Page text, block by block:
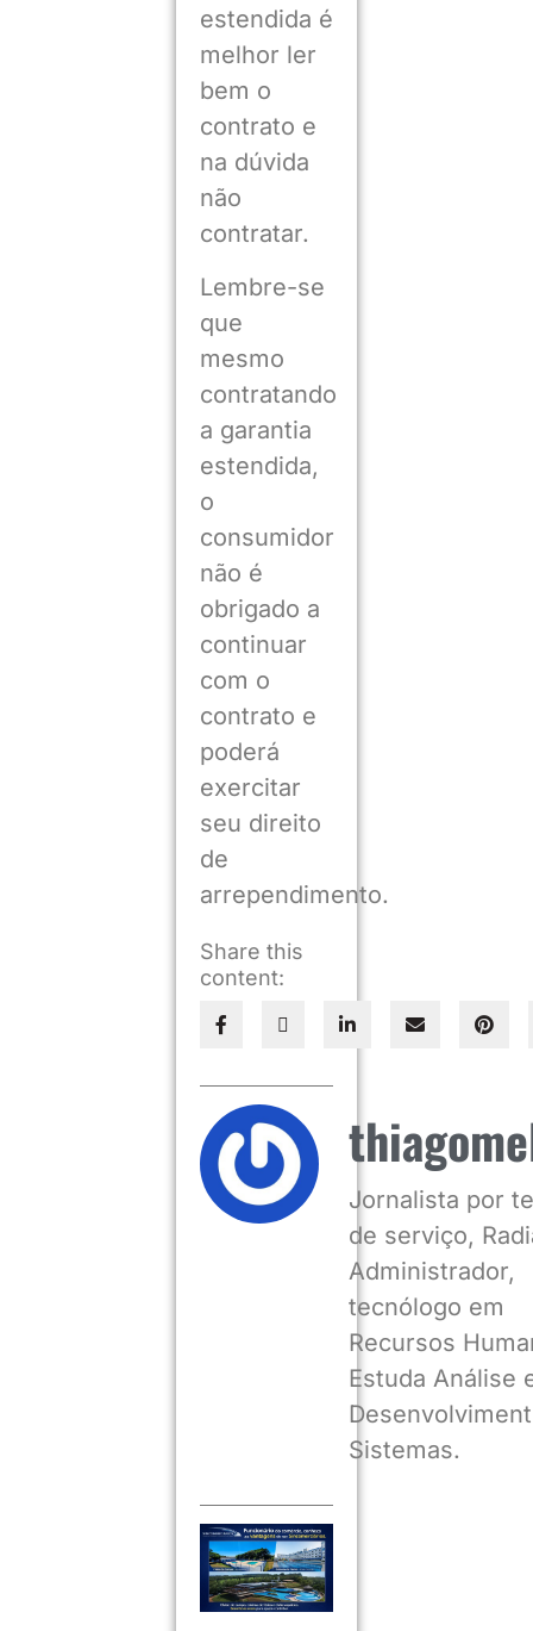
estendida é
melhor ler
bem o
contrato e
na dúvida
não
contratar.
Lembre-se
que
mesmo
contratando
a garantia
estendida,
o
consumidor
não é
obrigado a
continuar
com o
contrato e
poderá
exercitar
seu direito
de
arrependimento.
Share this
content:
Jornalista por
de serviço,
Administrador,
tecnólogo em
Recursos
Estuda Análise
Sistemas.